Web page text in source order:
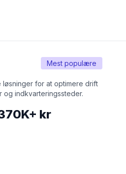
Mest populære
for at optimere drift
indkvarteringssteder.
kr